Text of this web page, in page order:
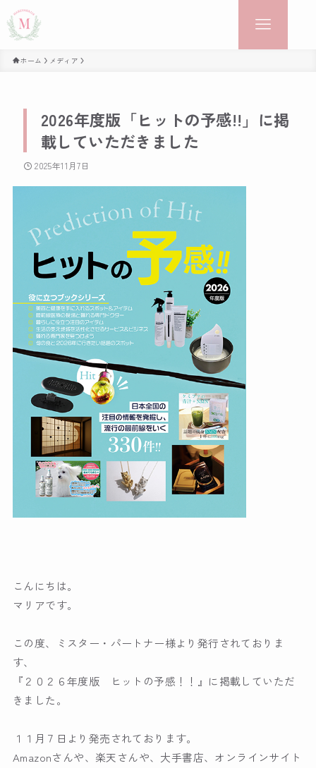
ホーム メディア
2026年度版「ヒットの予感!!」に掲
載していただきました
2025年11月7日
こんにちは。
マリアです。
この度、ミスター・パートナー様より発行されておりま
す、
『２０２６年度版 ヒットの予感！！』に掲載していただ
きました。
１１月７日より発売されております。
Amazonさんや、楽天さんや、大手書店、オンラインサイト